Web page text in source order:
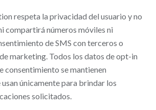
respeta la privacidad del usuario y no
compartirá números móviles ni
de SMS con terceros o
marketing. Todos los datos de opt-in
consentimiento se mantienen
únicamente para brindar los
solicitados.